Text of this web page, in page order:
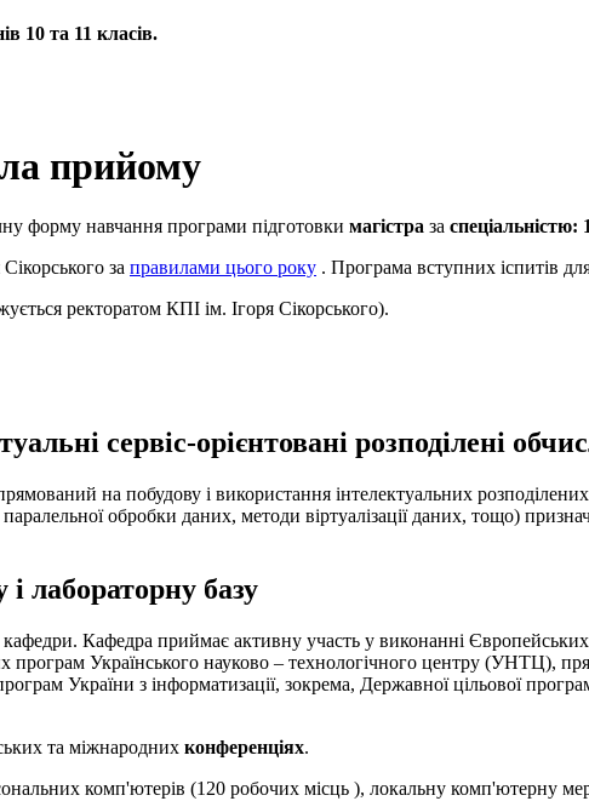
10 та 11 класів.
прийому
форму навчання програми підготовки магістра за спеціальністю:
за правилами цього року . Програма вступних іспитів
ректоратом КПI ім. Ігоря Сікорського).
сервіс-орієнтовані розподілені
на побудову і використання інтелектуальних
обробки даних, методи віртуалізації даних, тощо)
лабораторну базу
кафедри. Кафедра приймає активну участь у виконанні
Українського науково – технологічного центру (УНТЦ),
України з інформатизації, зокрема, Державної цільової
та мiжнародних конференцiях.
комп'ютерів (120 робочих мiсць ), локальну комп'ютерну